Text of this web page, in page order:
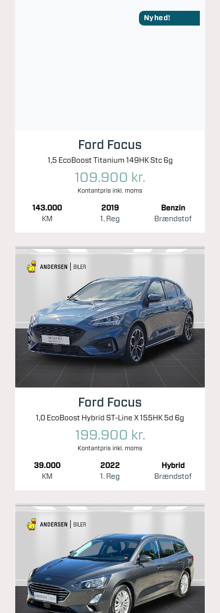
Nyhed!
Ford Focus
1,5 EcoBoost Titanium 149HK Stc 6g
109.900 kr.
Kontantpris inkl. moms
143.000
KM
2019
1. Reg
Benzin
Brændstof
Ford Focus
1,0 EcoBoost Hybrid ST-Line X 155HK 5d 6g
199.900 kr.
Kontantpris inkl. moms
39.000
KM
2022
1. Reg
Hybrid
Brændstof